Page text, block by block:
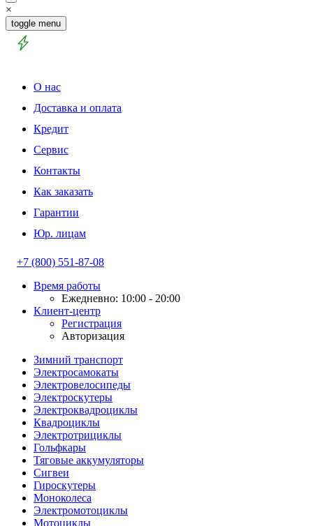
×
toggle menu
О нас
Доставка и оплата
Кредит
Сервис
Контакты
Как заказать
Гарантии
Юр. лицам
+7 (800) 551-87-08
Время работы
Ежедневно: 10:00 - 20:00
Клиент-центр
Регистрация
Авторизация
Зимний транспорт
Электросамокаты
Электровелосипеды
Электроскутеры
Электроквадроциклы
Квадроциклы
Электротрициклы
Гольфкары
Тяговые аккумуляторы
Сигвеи
Гироскутеры
Моноколеса
Электромотоциклы
Мотоциклы